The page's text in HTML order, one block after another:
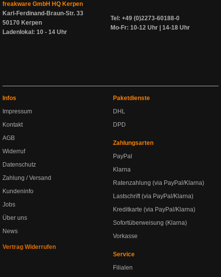
freakware GmbH HQ Kerpen
Karl-Ferdinand-Braun-Str. 33
50170 Kerpen
Ladenlokal: 10 - 14 Uhr
Tel: +49 (0)2273-60188-0
Mo-Fr: 10-12 Uhr | 14-18 Uhr
Infos
Impressum
Kontakt
AGB
Widerruf
Datenschutz
Zahlung / Versand
Kundeninfo
Jobs
Über uns
News
Vertrag Widerrufen
Paketdienste
DHL
DPD
Zahlungsarten
PayPal
Klarna
Ratenzahlung (via PayPal/Klarna)
Lastschrift (via PayPal/Klarna)
Kreditkarte (via PayPal/Klarna)
Sofortüberweisung (Klarna)
Vorkasse
Service
Filialen